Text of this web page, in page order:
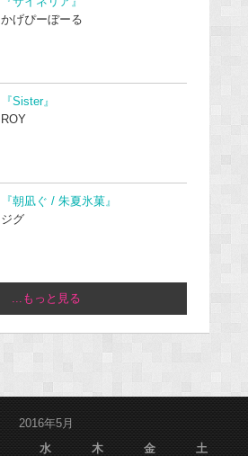
かげぴーぼーる
『Sister』
ROY
『朝凪ぐ / 朱夏氷菓』
ジグ
...もっと見る
2016年5月
水 木 金 土